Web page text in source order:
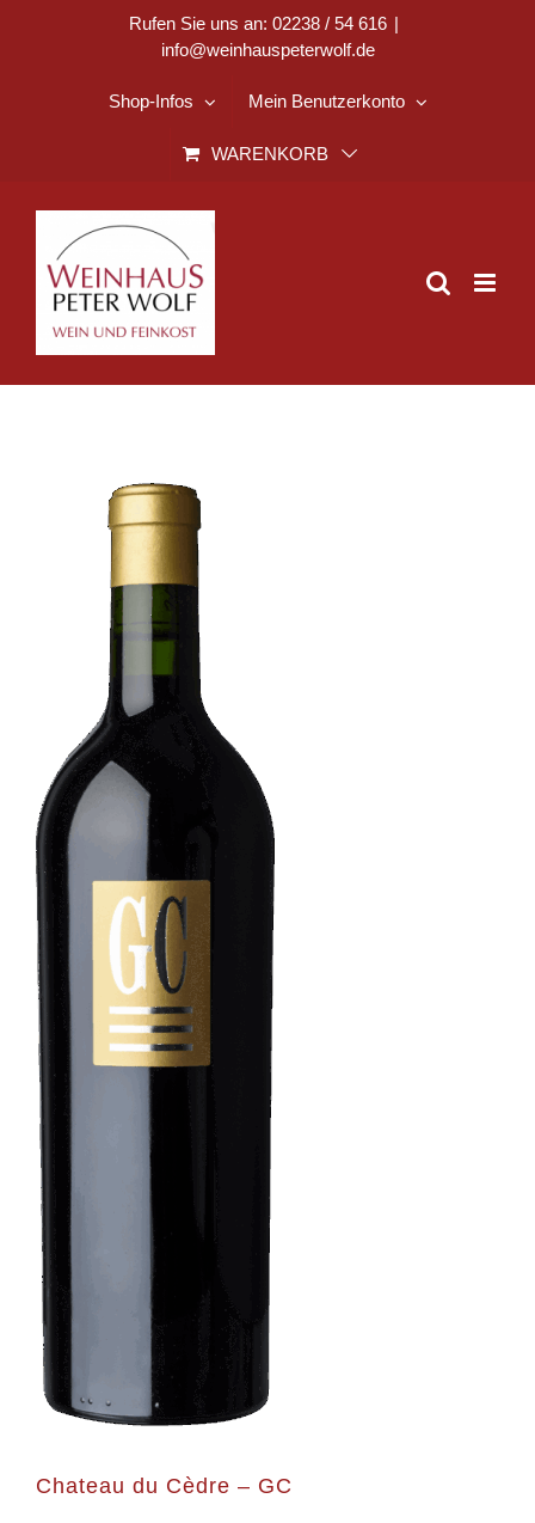
Rufen Sie uns an: 02238 / 54 616 |
info@weinhauspeterwolf.de
Shop-Infos Mein Benutzerkonto
WARENKORB
Chateau du Cèdre – GC